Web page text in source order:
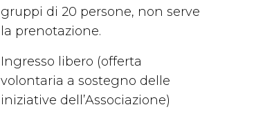
gruppi di 20 persone, non serve
la prenotazione.
Ingresso libero (offerta
volontaria a sostegno delle
iniziative dell’Associazione)